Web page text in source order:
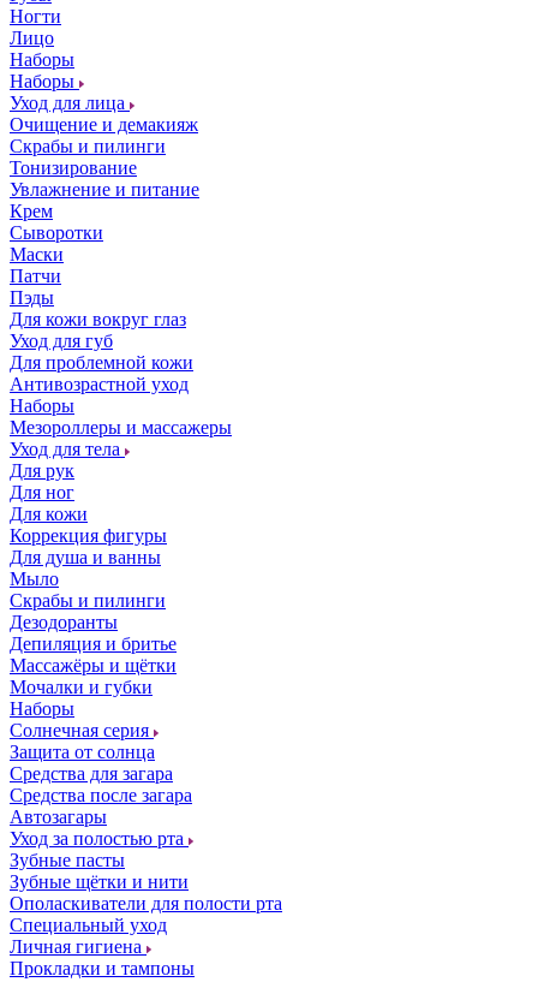
Ногти
Лицо
Наборы
Наборы
Уход для лица
Очищение и демакияж
Скрабы и пилинги
Тонизирование
Увлажнение и питание
Крем
Сыворотки
Маски
Патчи
Пэды
Для кожи вокруг глаз
Уход для губ
Для проблемной кожи
Антивозрастной уход
Наборы
Мезороллеры и массажеры
Уход для тела
Для рук
Для ног
Для кожи
Коррекция фигуры
Для душа и ванны
Мыло
Скрабы и пилинги
Дезодоранты
Депиляция и бритье
Массажёры и щётки
Мочалки и губки
Наборы
Солнечная серия
Защита от солнца
Средства для загара
Средства после загара
Автозагары
Уход за полостью рта
Зубные пасты
Зубные щётки и нити
Ополаскиватели для полости рта
Специальный уход
Личная гигиена
Прокладки и тампоны